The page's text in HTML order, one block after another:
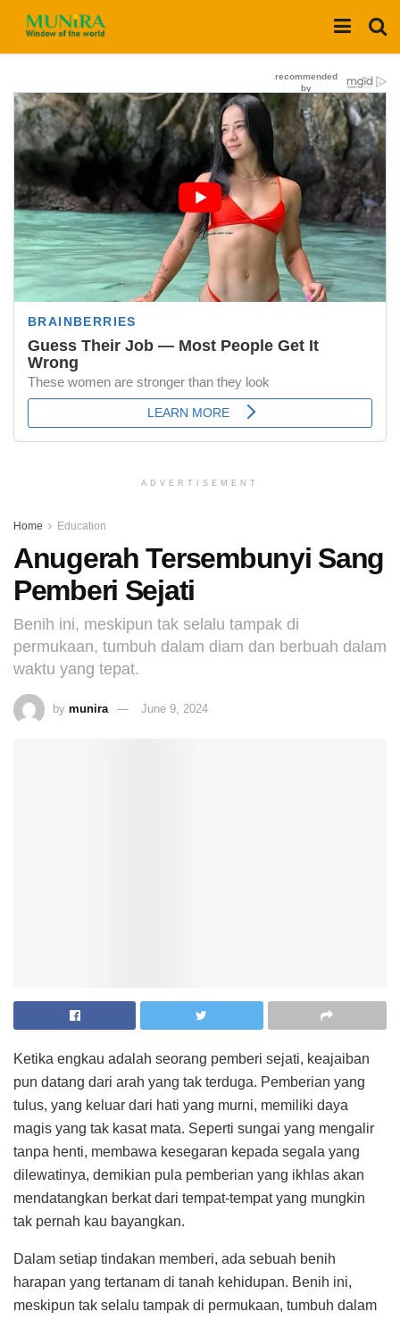
ADVERTISEMENT
Home Education
Anugerah Tersembunyi Sang
Pemberi Sejati
Benih ini, meskipun tak selalu tampak di
permukaan, tumbuh dalam diam dan berbuah dalam
waktu yang tepat.
by munira June 9, 2024
Ketika engkau adalah seorang pemberi sejati, keajaiban
pun datang dari arah yang tak terduga. Pemberian yang
tulus, yang keluar dari hati yang murni, memiliki daya
magis yang tak kasat mata. Seperti sungai yang mengalir
tanpa henti, membawa kesegaran kepada segala yang
dilewatinya, demikian pula pemberian yang ikhlas akan
mendatangkan berkat dari tempat-tempat yang mungkin
tak pernah kau bayangkan.
Dalam setiap tindakan memberi, ada sebuah benih
harapan yang tertanam di tanah kehidupan. Benih ini,
meskipun tak selalu tampak di permukaan, tumbuh dalam